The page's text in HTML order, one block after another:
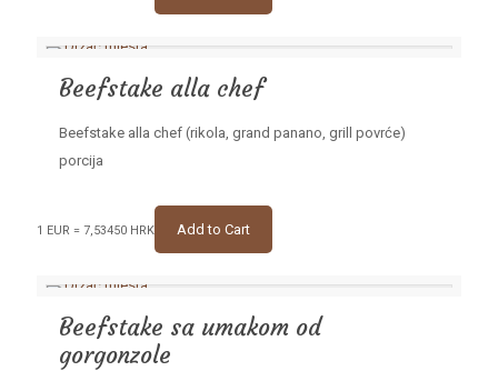
Beefstake alla chef
Beefstake alla chef (rikola, grand panano, grill povrće)
porcija
1 EUR = 7,53450 HRK Add to Cart
Beefstake sa umakom od
gorgonzole